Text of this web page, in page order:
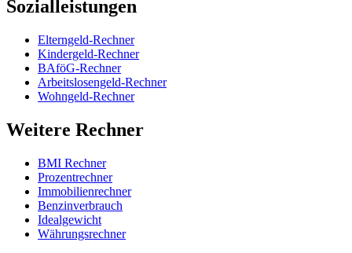
Sozialleistungen
Elterngeld-Rechner
Kindergeld-Rechner
BAföG-Rechner
Arbeitslosengeld-Rechner
Wohngeld-Rechner
Weitere Rechner
BMI Rechner
Prozentrechner
Immobilienrechner
Benzinverbrauch
Idealgewicht
Währungsrechner